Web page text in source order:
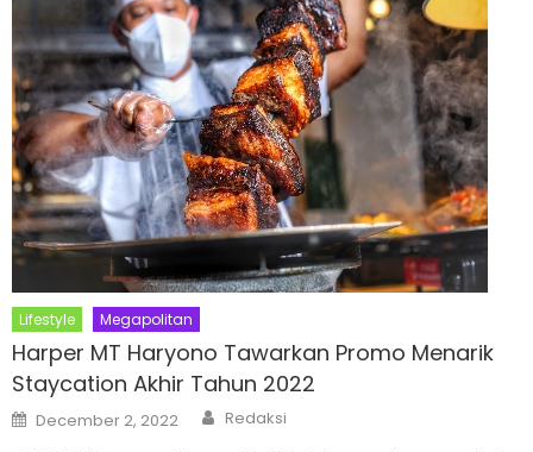
Lifestyle Megapolitan
Harper MT Haryono Tawarkan Promo Menarik
Staycation Akhir Tahun 2022
Posted
on
December 2, 2022 Author
Redaksi